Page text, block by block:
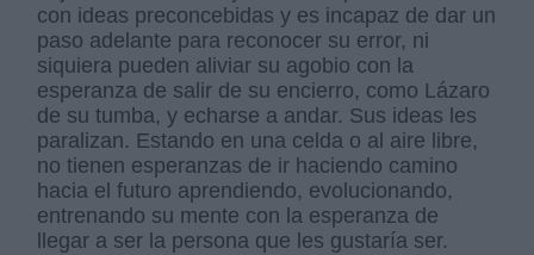
con ideas preconcebidas y es incapaz de dar un
paso adelante para reconocer su error, ni
siquiera pueden aliviar su agobio con la
esperanza de salir de su encierro, como Lázaro
de su tumba, y echarse a andar. Sus ideas les
paralizan. Estando en una celda o al aire libre,
no tienen esperanzas de ir haciendo camino
hacia el futuro aprendiendo, evolucionando,
entrenando su mente con la esperanza de
llegar a ser la persona que les gustaría ser.